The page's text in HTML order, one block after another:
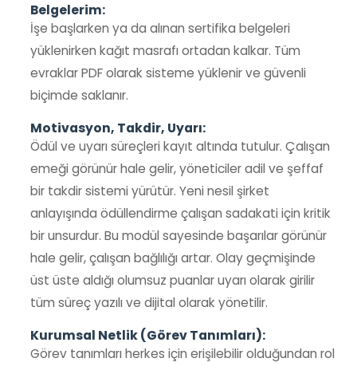
Belgelerim:
İşe başlarken ya da alınan sertifika belgeleri
yüklenirken kağıt masrafı ortadan kalkar. Tüm
evraklar PDF olarak sisteme yüklenir ve güvenli
biçimde saklanır.
Motivasyon, Takdir, Uyarı:
Ödül ve uyarı süreçleri kayıt altında tutulur. Çalışan
emeği görünür hale gelir, yöneticiler adil ve şeffaf
bir takdir sistemi yürütür. Yeni nesil şirket
anlayışında ödüllendirme çalışan sadakati için kritik
bir unsurdur. Bu modül sayesinde başarılar görünür
hale gelir, çalışan bağlılığı artar. Olay geçmişinde
üst üste aldığı olumsuz puanlar uyarı olarak girilir
tüm süreç yazılı ve dijital olarak yönetilir.
Kurumsal Netlik (Görev Tanımları):
Görev tanımları herkes için erişilebilir olduğundan rol